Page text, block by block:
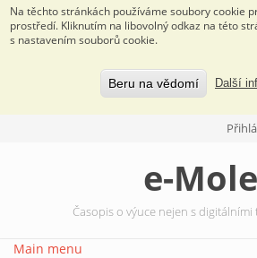
Na těchto stránkách používáme soubory cookie
prostředí. Kliknutím na libovolný odkaz na této
s nastavením souborů cookie.
Beru na vědomí Další
e-Mole
Časopis o výuce nejen s
Main menu